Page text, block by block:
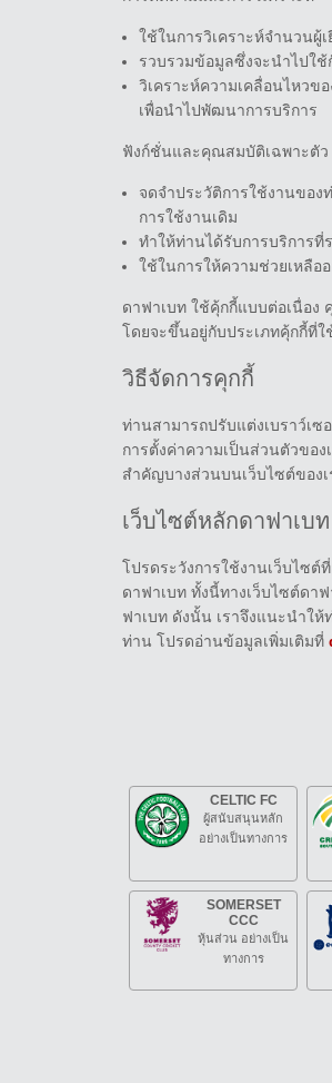
ใช้ในการวิเคราะห์จำนวนผู้
รวบรวมข้อมูลซึ่งจะนำไปใ
วิเคราะห์ความเคลื่อนไหวข
เพื่อนำไปพัฒนาการบริการ
ฟังก์ชั่นและคุณสมบัติเฉพาะตัว
จดจำประวัติการใช้งานของ
การใช้งานเดิม
ทำให้ท่านได้รับการบริการที่
ใช้ในการให้ความช่วยเหลื
ดาฟาเบท ใช้คุ้กกี้แบบต่อเนื่อง
โดยจะขึ้นอยู่กับประเภทคุ้กกี้ที่ใ
วิธีจัดการคุกกี้
ท่านสามารถปรับแต่งเบราว์เซ
การตั้งค่าความเป็นส่วนตัวขอ
สำคัญบางส่วนบนเว็บไซต์ของเ
เว็บไซต์หลักดาฟาเบท
โปรดระวังการใช้งานเว็บไซต์
ดาฟาเบท ทั้งนี้ทางเว็บไซต์ดา
ฟาเบท ดังนั้น เราจึงแนะนำใ
ท่าน โปรดอ่านข้อมูลเพิ่มเติมที่
CELTIC FC
ผู้สนับสนุนหลัก
อย่างเป็นทางการ
SOMERSET
CCC
หุ้นส่วน อย่างเป็น
ทางการ